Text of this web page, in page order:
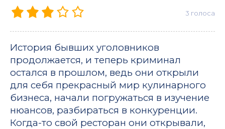
3 голоса
История бывших уголовников
продолжается, и теперь криминал
остался в прошлом, ведь они открыли
для себя прекрасный мир кулинарного
бизнеса, начали погружаться в изучение
нюансов, разбираться в конкуренции.
Когда-то свой ресторан они открывали,